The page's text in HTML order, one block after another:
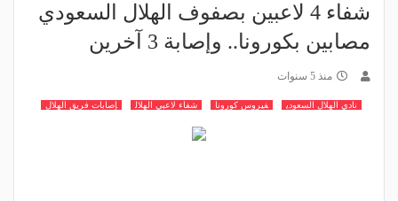
شفاء 4 لاعبين بصفوف الهلال السعودي
مصابين بكورونا.. وإصابة 3 آخرين
منذ 5 سنوات
نادي الهلال السعودي فيروس كورونا شفاء لاعبي الهلال إصابات فريق الهلال